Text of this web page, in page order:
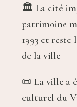
🏛️ La cité
patrimoine
1993 et
de la ville
📜 La ville a
culturel du